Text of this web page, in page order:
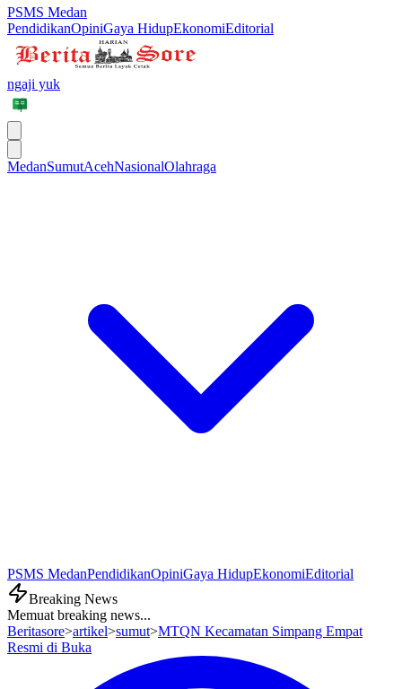
PSMS Medan
PendidikanOpiniGaya HidupEkonomiEditorial
ngaji yuk
MedanSumutAcehNasionalOlahraga
PSMS MedanPendidikanOpiniGaya HidupEkonomiEditorial
Breaking News
Memuat breaking news...
Beritasore>artikel>sumut>MTQN Kecamatan Simpang Empat
Resmi di Buka